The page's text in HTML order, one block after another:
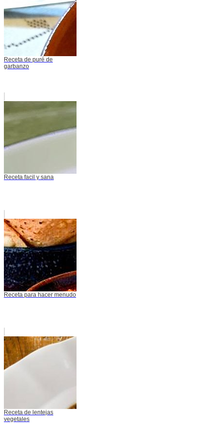
Receta de puré de
garbanzo
Receta facil y sana
Receta para hacer menudo
Receta de lentejas
vegetales